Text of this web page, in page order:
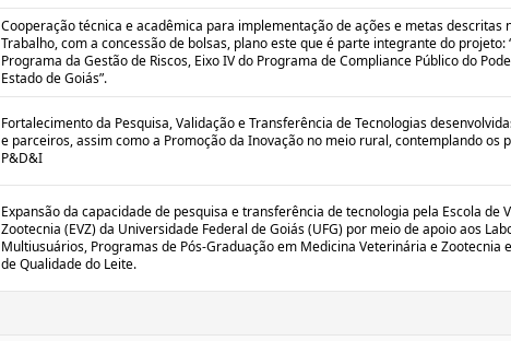
Cooperação técnica e acadêmica para implementação de ações e metas descritas
Trabalho, com a concessão de bolsas, plano este que é parte integrante do projeto:
Programa da Gestão de Riscos, Eixo IV do Programa de Compliance Público do
Estado de Goiás”.
Fortalecimento da Pesquisa, Validação e Transferência de Tecnologias
e parceiros, assim como a Promoção da Inovação no meio rural, contemplando os
P&D&I
Expansão da capacidade de pesquisa e transferência de tecnologia pela Escola de
Zootecnia (EVZ) da Universidade Federal de Goiás (UFG) por meio de apoio aos
Multiusuários, Programas de Pós-Graduação em Medicina Veterinária e Zootecnia
de Qualidade do Leite.